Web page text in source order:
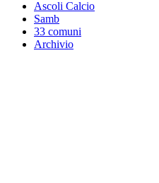
Ascoli Calcio
Samb
33 comuni
Archivio